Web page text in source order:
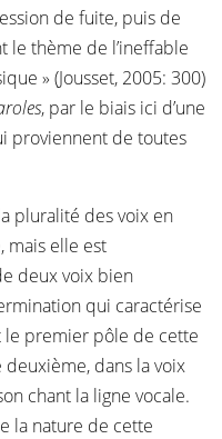
de fuite, puis de
le thème de l’ineffable
» (Jousset, 2005: 300)
, par le biais ici d’une
proviennent de toutes
pluralité des voix en
mais elle est
deux voix bien
qui caractérise
le premier pôle de cette
dans la voix
chant la ligne vocale.
la nature de cette